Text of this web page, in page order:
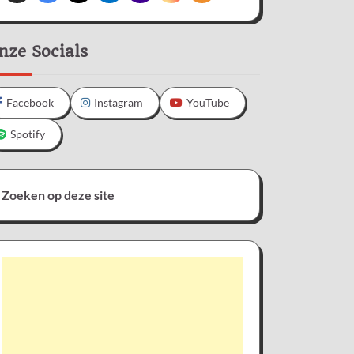
Socials
Facebook Instagram YouTube
Spotify
Zoeken op deze site